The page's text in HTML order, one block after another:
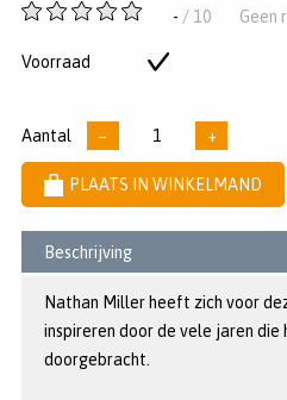
-
5
- / 10 Geen
Voorraad
Aantal − +
PLAATS IN WINKELMAND
Beschrijving
Nathan Miller heeft zich voor
inspireren door de vele jaren die
doorgebracht.